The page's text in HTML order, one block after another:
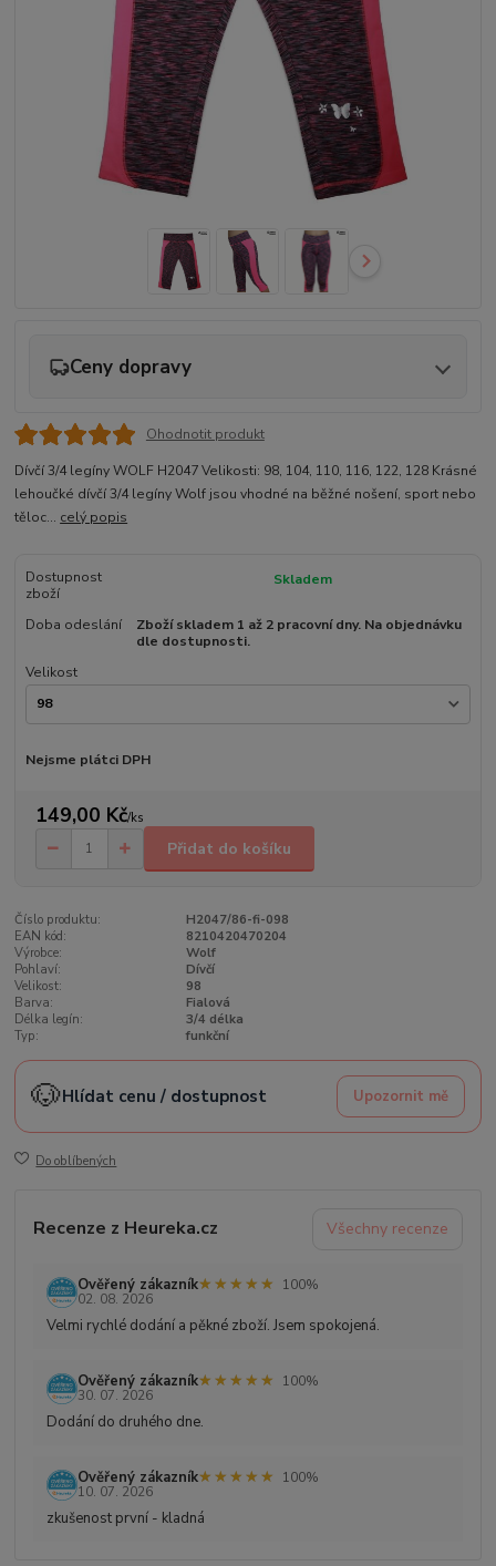
Ceny dopravy
Ohodnotit produkt
Dívčí 3/4 legíny WOLF H2047 Velikosti: 98, 104, 110, 116, 122, 128 Krásné
lehoučké dívčí 3/4 legíny Wolf jsou vhodné na běžné nošení, sport nebo
těloc... celý popis
Dostupnost
zboží
Skladem
Doba odeslání
Zboží skladem 1 až 2 pracovní dny. Na objednávku
dle dostupnosti.
Velikost
Nejsme plátci DPH
149,00 Kč/ks
Přidat do košíku
Číslo produktu:
H2047/86-fi-098
EAN kód:
8210420470204
Výrobce:
Wolf
Pohlaví:
Dívčí
Velikost:
98
Barva:
Fialová
Délka legín:
3/4 délka
Typ:
funkční
🐶Hlídat cenu / dostupnost Upozornit mě
Do oblíbených
Recenze z Heureka.cz Všechny recenze
Ověřený zákazník★★★★★
★★★★★
100%
02. 08. 2026
Velmi rychlé dodání a pěkné zboží. Jsem spokojená.
Ověřený zákazník★★★★★
★★★★★
100%
30. 07. 2026
Dodání do druhého dne.
Ověřený zákazník★★★★★
★★★★★
100%
10. 07. 2026
zkušenost první - kladná